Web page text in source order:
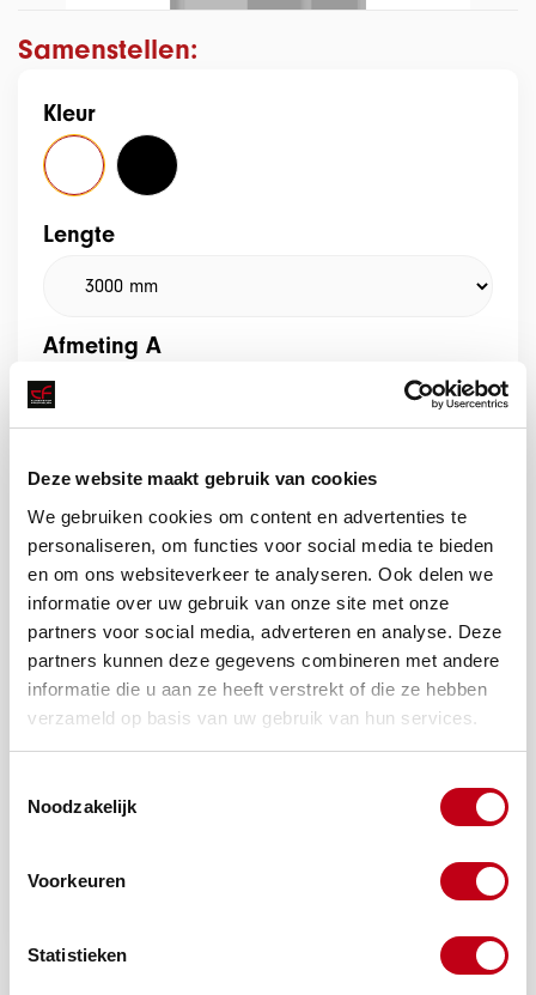
Deze website maakt gebruik van cookies
We gebruiken cookies om content en advertenties te
personaliseren, om functies voor social media te bieden
en om ons websiteverkeer te analyseren. Ook delen we
informatie over uw gebruik van onze site met onze
partners voor social media, adverteren en analyse. Deze
partners kunnen deze gegevens combineren met andere
informatie die u aan ze heeft verstrekt of die ze hebben
verzameld op basis van uw gebruik van hun services.
Noodzakelijk
Voorkeuren
Statistieken
Samenstellen:
Kleur
Lengte
Afmeting A
Afmeting C
Afmeting D
Offerte aanvragen